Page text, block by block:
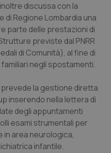
discussa con la
di Regione Lombardia una
parte delle prestazioni di
previste dal PNRR
di Comunità), al fine di
negli spostamenti.
la gestione diretta
inserendo nella lettera di
degli appuntamenti
esami strumentali per
in area neurologica,
infantile.